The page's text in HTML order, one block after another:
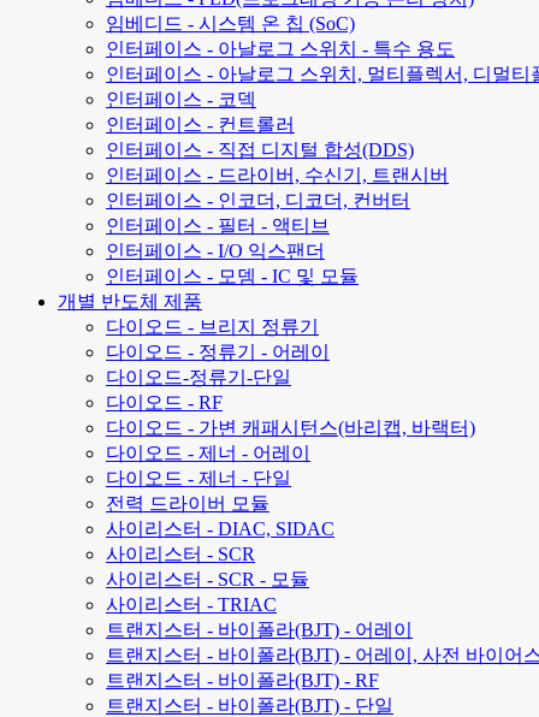
임베디드 - 시스템 온 칩 (SoC)
인터페이스 - 아날로그 스위치 - 특수 용도
인터페이스 - 아날로그 스위치, 멀티플렉서, 디멀티
인터페이스 - 코덱
인터페이스 - 컨트롤러
인터페이스 - 직접 디지털 합성(DDS)
인터페이스 - 드라이버, 수신기, 트랜시버
인터페이스 - 인코더, 디코더, 컨버터
인터페이스 - 필터 - 액티브
인터페이스 - I/O 익스팬더
인터페이스 - 모뎀 - IC 및 모듈
개별 반도체 제품
다이오드 - 브리지 정류기
다이오드 - 정류기 - 어레이
다이오드-정류기-단일
다이오드 - RF
다이오드 - 가변 캐패시턴스(바리캡, 바랙터)
다이오드 - 제너 - 어레이
다이오드 - 제너 - 단일
전력 드라이버 모듈
사이리스터 - DIAC, SIDAC
사이리스터 - SCR
사이리스터 - SCR - 모듈
사이리스터 - TRIAC
트랜지스터 - 바이폴라(BJT) - 어레이
트랜지스터 - 바이폴라(BJT) - 어레이, 사전 바이어
트랜지스터 - 바이폴라(BJT) - RF
트랜지스터 - 바이폴라(BJT) - 단일